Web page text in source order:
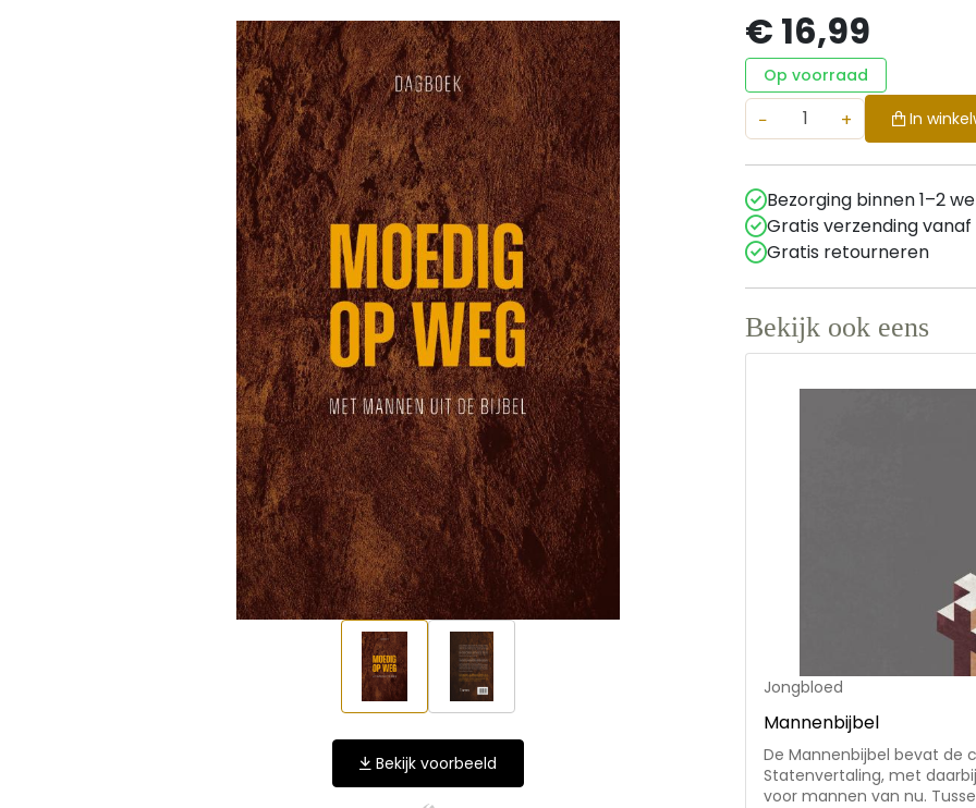
Bekijk voorbeeld
€ 16,99
Op voorraad
− + In
Bezorging binnen 1–2
Gratis verzending
Gratis retourneren
Bekijk ook eens
Jongbloed
Mannenbijbel
De Mannenbijbel bevat de
Statenvertaling, met
voor mannen van nu. Tussen de bijbelverzen door staan korte tekstjes